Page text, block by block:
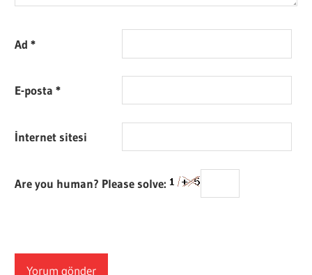
Ad*
E-posta*
İnternet sitesi
Are you human? Please solve: